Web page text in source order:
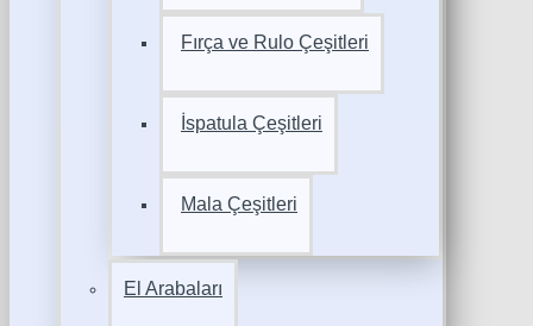
Fırça ve Rulo Çeşitleri
İspatula Çeşitleri
Mala Çeşitleri
El Arabaları